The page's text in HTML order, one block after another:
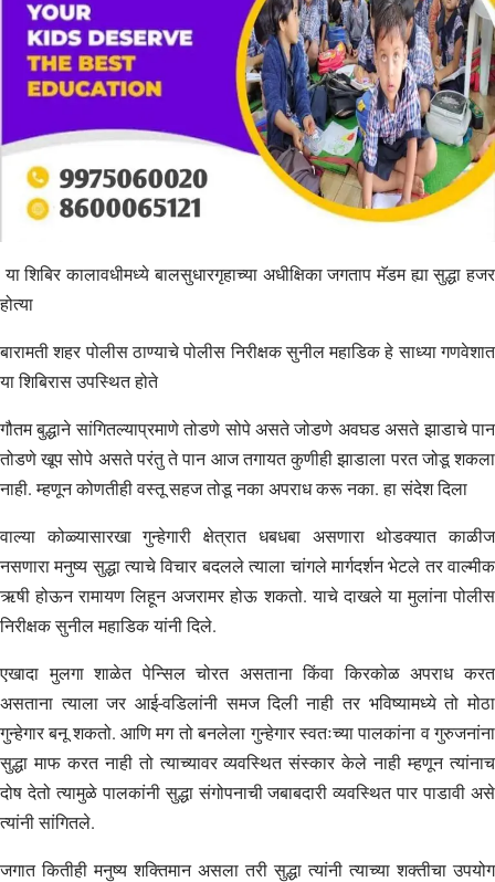
या शिबिर कालावधीमध्ये बालसुधारगृहाच्या अधीक्षिका जगताप मॅडम ह्या सुद्धा हजर
होत्या
बारामती शहर पोलीस ठाण्याचे पोलीस निरीक्षक सुनील महाडिक हे साध्या गणवेशात
या शिबिरास उपस्थित होते
गौतम बुद्धाने सांगितल्याप्रमाणे तोडणे सोपे असते जोडणे अवघड असते झाडाचे पान
तोडणे खूप सोपे असते परंतु ते पान आज तगायत कुणीही झाडाला परत जोडू शकला
नाही. म्हणून कोणतीही वस्तू सहज तोडू नका अपराध करू नका. हा संदेश दिला
वाल्या कोळ्यासारखा गुन्हेगारी क्षेत्रात धबधबा असणारा थोडक्यात काळीज
नसणारा मनुष्य सुद्धा त्याचे विचार बदलले त्याला चांगले मार्गदर्शन भेटले तर वाल्मीक
ऋषी होऊन रामायण लिहून अजरामर होऊ शकतो. याचे दाखले या मुलांना पोलीस
निरीक्षक सुनील महाडिक यांनी दिले.
एखादा मुलगा शाळेत पेन्सिल चोरत असताना किंवा किरकोळ अपराध करत
असताना त्याला जर आई-वडिलांनी समज दिली नाही तर भविष्यामध्ये तो मोठा
गुन्हेगार बनू शकतो. आणि मग तो बनलेला गुन्हेगार स्वतःच्या पालकांना व गुरुजनांना
सुद्धा माफ करत नाही तो त्याच्यावर व्यवस्थित संस्कार केले नाही म्हणून त्यांनाच
दोष देतो त्यामुळे पालकांनी सुद्धा संगोपनाची जबाबदारी व्यवस्थित पार पाडावी असे
त्यांनी सांगितले.
जगात कितीही मनुष्य शक्तिमान असला तरी सुद्धा त्यांनी त्याच्या शक्तीचा उपयोग